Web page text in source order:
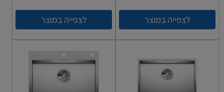
לצפייה במוצר לצפייה במוצר